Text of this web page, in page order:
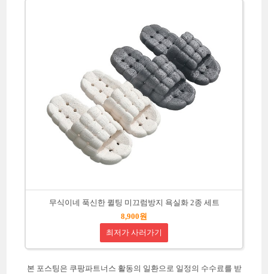
무식이네 푹신한 퀼팅 미끄럼방지 욕실화 2종 세트
8,900원
최저가 사러가기
본 포스팅은 쿠팡파트너스 활동의 일환으로 일정의 수수료를 받